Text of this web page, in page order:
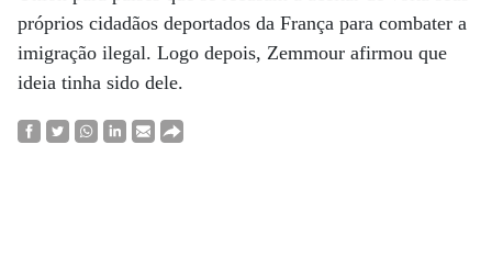
próprios cidadãos deportados da França para combater a
imigração ilegal. Logo depois, Zemmour afirmou que
ideia tinha sido dele.